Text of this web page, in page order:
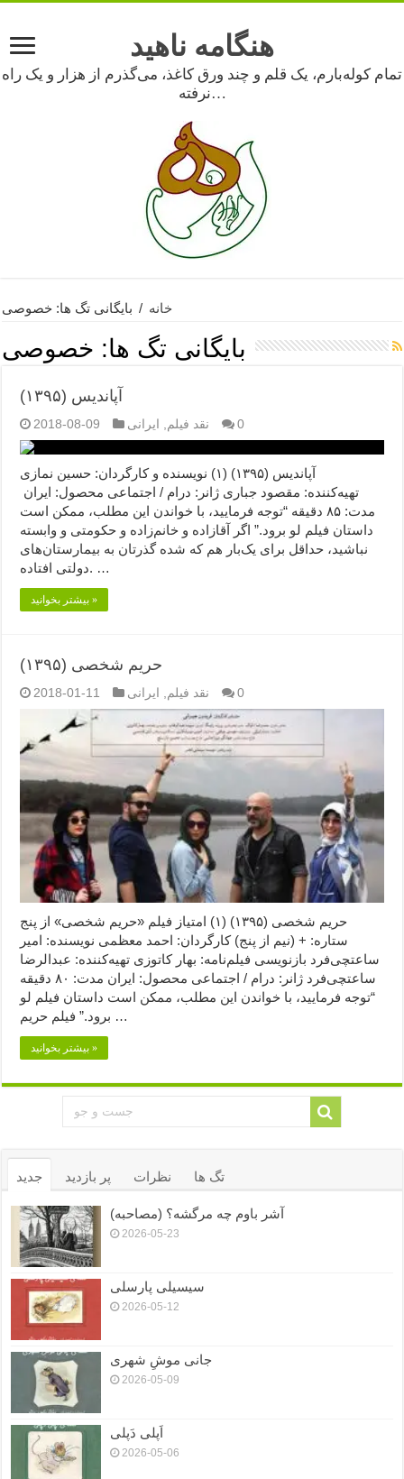
هنگامه ناهید
تمام کوله‌بارم، یک قلم و چند ورق کاغذ، می‌گذرم از هزار و یک راه
نرفته…
خانه / بایگانی تگ ها: خصوصی
بایگانی تگ ها: خصوصی
آپاندیس (۱۳۹۵)
2018-08-09 نقد فیلم ایرانی 0
آپاندیس (۱۳۹۵) (۱) نویسنده و کارگردان: حسین نمازی
تهیه‌کننده: مقصود جباری ژانر: درام / اجتماعی محصول: ایران
مدت: ۸۵ دقیقه “توجه فرمایید،‌ با خواندن این مطلب، ممکن است
داستان فیلم لو برود.” اگر آقازاده و خانم‌زاده و حکومتی و وابسته
نباشید، حداقل برای یک‌بار هم که شده گذرتان به بیمارستان‌های
دولتی افتاده. …
بیشتر بخوانید »
حریم شخصی (۱۳۹۵)
2018-01-11 نقد فیلم ایرانی 0
حریم شخصی (۱۳۹۵) (۱) امتیاز فیلم «حریم شخصی» از پنج
ستاره: + (نیم از پنج) کارگردان: احمد معظمی نویسنده: امیر
ساعتچی‌فرد بازنویسی فیلم‌نامه: بهار کاتوزی تهیه‌کننده: عبدالرضا
ساعتچی‌فرد ژانر: درام / اجتماعی محصول: ایران مدت: ۸۰ دقیقه
“توجه فرمایید،‌ با خواندن این مطلب، ممکن است داستان فیلم لو
برود.” فیلم حریم …
بیشتر بخوانید »
جدید پر بازدید نظرات تگ ها
آشر باوم چه مرگشه؟ (مصاحبه)
2026-05-23
سیسیلی پارسلی
2026-05-12
جانی موشِ شهری
2026-05-09
اَپلی دَپلی
2026-05-06